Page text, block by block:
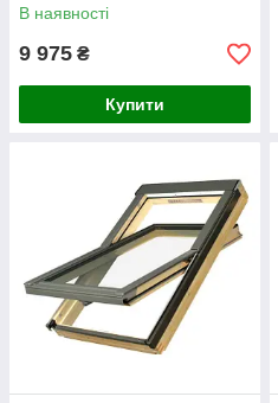
В наявності
9 975 ₴
Купити